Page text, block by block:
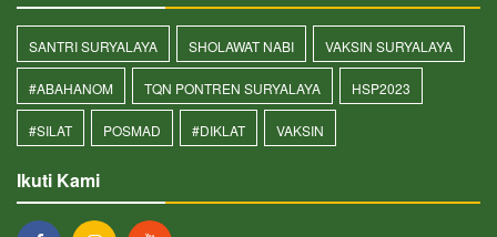
SANTRI SURYALAYA SHOLAWAT NABI VAKSIN SURYALAYA
#ABAHANOM TQN PONTREN SURYALAYA HSP2023
#SILAT POSMAD #DIKLAT VAKSIN
Ikuti Kami